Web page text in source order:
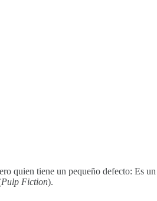
quien tiene un pequeño defecto: Es
Pulp Fiction).